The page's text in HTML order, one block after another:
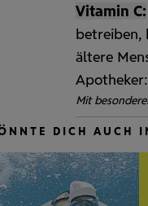
Vitamin C:
betreiben,
ältere
Mit
DICH AUCH